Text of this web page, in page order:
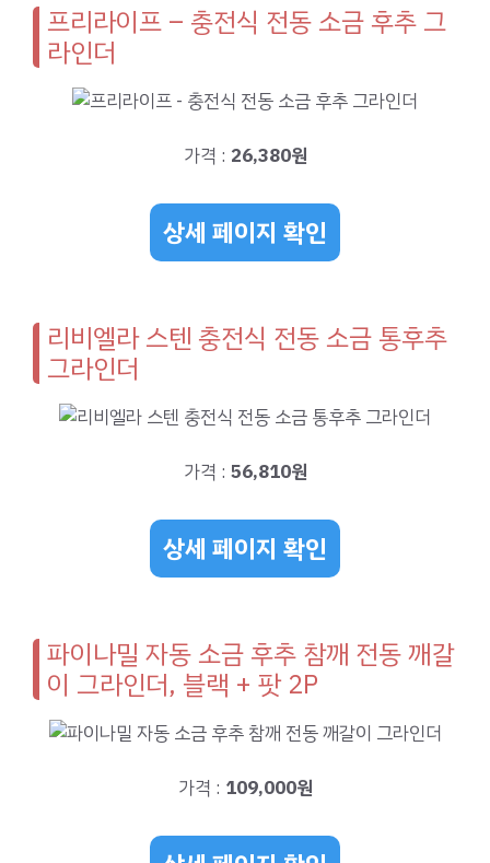
프리라이프 – 충전식 전동 소금 후추 그
라인더
가격 : 26,380원
상세 페이지 확인
리비엘라 스텐 충전식 전동 소금 통후추
그라인더
가격 : 56,810원
상세 페이지 확인
파이나밀 자동 소금 후추 참깨 전동 깨갈
이 그라인더, 블랙 + 팟 2P
가격 : 109,000원